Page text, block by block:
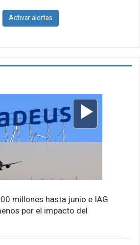
Activar alertas
millones hasta junio e IAG
por el impacto del